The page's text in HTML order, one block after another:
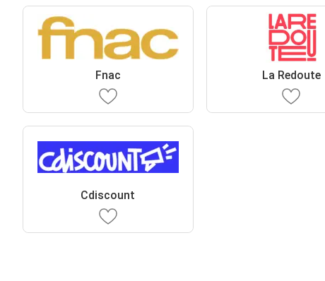
Fnac La Redoute
Cdiscount